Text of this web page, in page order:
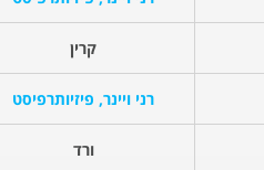
קרין
רני ויינר, פיזיותרפיסט
ורד